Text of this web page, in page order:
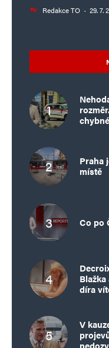
Redakce TO · 29. 7.
Praha
místě
Co po
díra
V